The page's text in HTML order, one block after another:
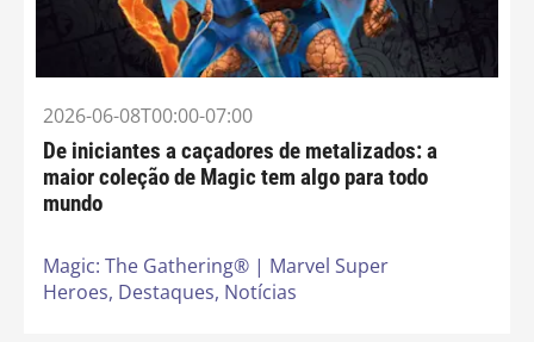
2026-06-08T00:00-07:00
De iniciantes a caçadores de metalizados: a
maior coleção de Magic tem algo para todo
mundo
Magic: The Gathering® | Marvel Super
Heroes, Destaques, Notícias